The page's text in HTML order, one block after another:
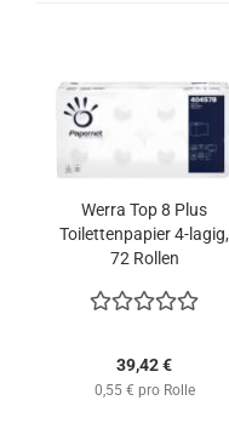
Werra Top 8 Plus
Toilettenpapier 4-lagig,
72 Rollen
39,42 €
0,55 € pro Rolle